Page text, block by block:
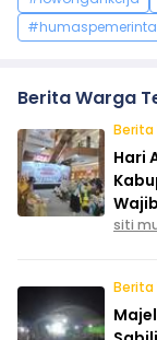
Berita Warga
Berita
Hari
siti
Berita